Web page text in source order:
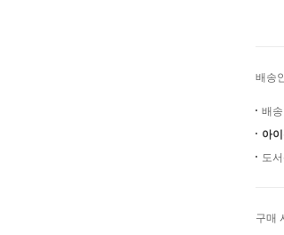
배송
배
아
도
구매